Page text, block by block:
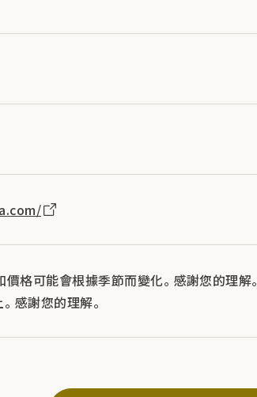
價格可能會根據季節而變化。 感謝您的理解。
感謝您的理解。